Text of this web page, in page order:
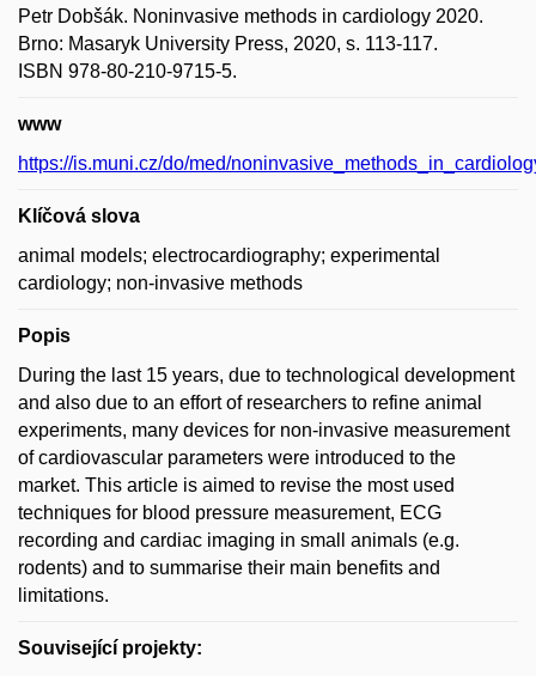
Petr Dobšák. Noninvasive methods in cardiology 2020.
Brno: Masaryk University Press, 2020, s. 113-117.
ISBN 978-80-210-9715-5.
www
https://is.muni.cz/do/med/
Klíčová slova
animal models; electrocardiography; experimental
cardiology; non-invasive methods
Popis
During the last 15 years, due to technological development
and also due to an effort of researchers to refine animal
experiments, many devices for non-invasive measurement
of cardiovascular parameters were introduced to the
market. This article is aimed to revise the most used
techniques for blood pressure measurement, ECG
recording and cardiac imaging in small animals (e.g.
rodents) and to summarise their main benefits and
limitations.
Související projekty: